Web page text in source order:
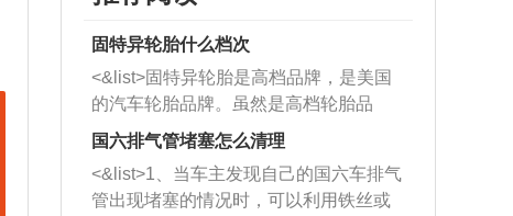
固特异轮胎什么档次
<&list>固特异轮胎是高档品牌，是美国
的汽车轮胎品牌。虽然是高档轮胎品
牌，但是中高低端的轮胎都有生产，这
也是为了更好的开拓市场。
国六排气管堵塞怎么清理
<&list>1、当车主发现自己的国六车排气
管出现堵塞的情况时，可以利用铁丝或